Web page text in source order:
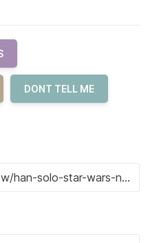
DONT TELL ME